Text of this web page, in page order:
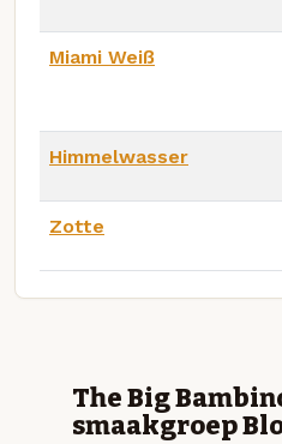
Miami Weiß
Himmelwasser
Zotte
The Big
smaakgroep